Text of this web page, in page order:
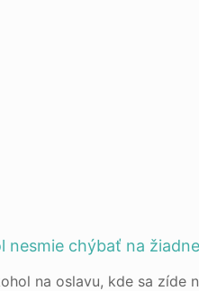
nesmie chýbať na
na oslavu, kde sa zíde